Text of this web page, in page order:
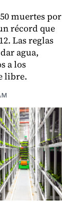
muertes por
récord que
Las reglas
agua,
a los
libre.